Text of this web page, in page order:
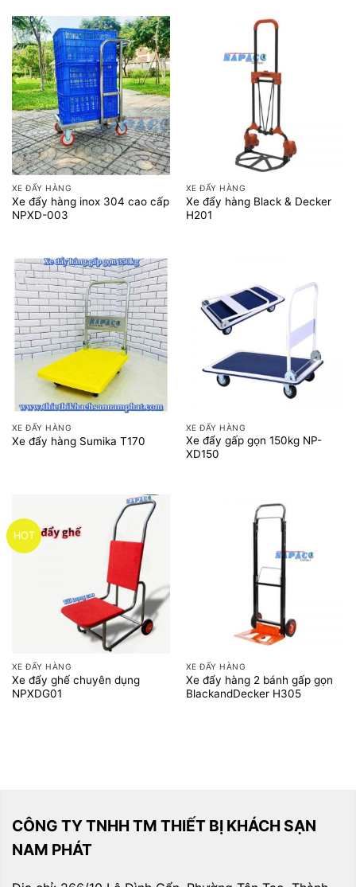
XE ĐẨY HÀNG
Xe đẩy hàng inox 304 cao cấp
NPXD-003
XE ĐẨY HÀNG
Xe đẩy hàng Black & Decker
H201
XE ĐẨY HÀNG
Xe đẩy hàng Sumika T170
XE ĐẨY HÀNG
Xe đẩy gấp gọn 150kg NP-
XD150
HOT
XE ĐẨY HÀNG
Xe đẩy ghế chuyên dụng
NPXDG01
XE ĐẨY HÀNG
Xe đẩy hàng 2 bánh gấp gọn
BlackandDecker H305
CÔNG TY TNHH TM THIẾT BỊ KHÁCH SẠN
NAM PHÁT